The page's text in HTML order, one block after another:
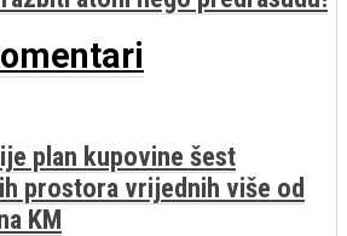
plan kupovine šest
prostora vrijednih više od
KM